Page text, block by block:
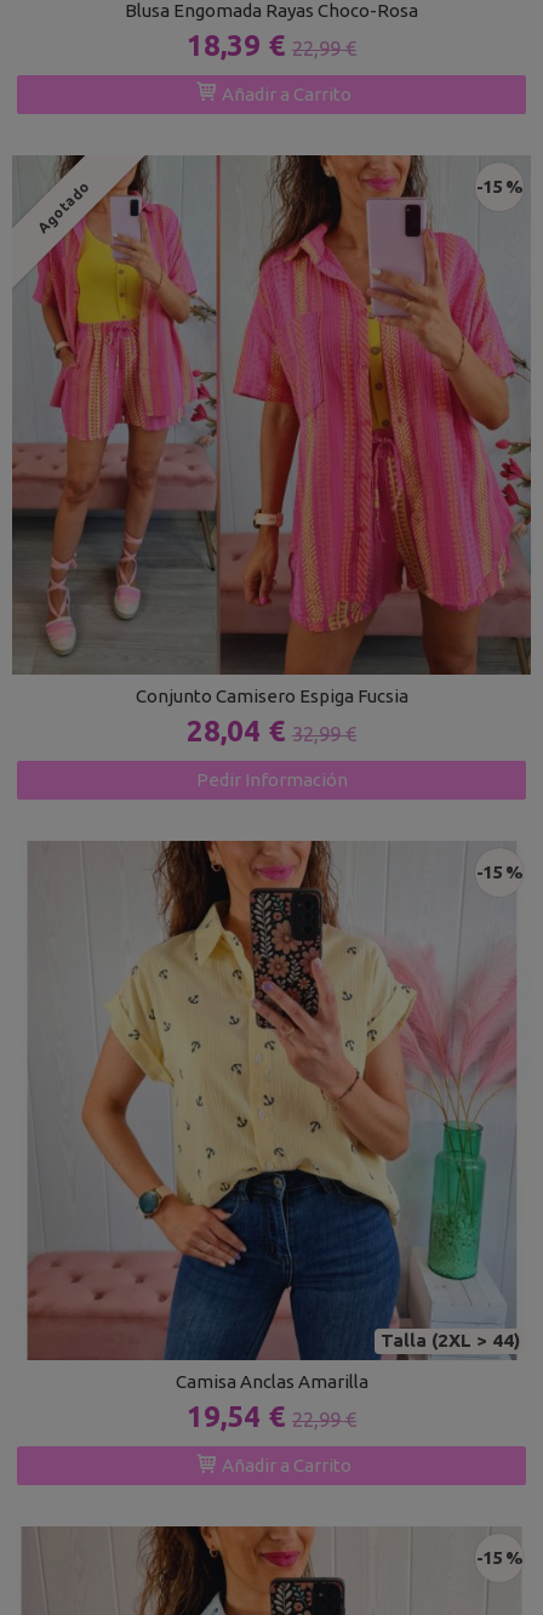
Blusa Engomada Rayas Choco-Rosa
18,39 € 22,99 €
Añadir a Carrito
Agotado -15 %
Conjunto Camisero Espiga Fucsia
28,04 € 32,99 €
Pedir Información
Talla (2XL > 44)
-15 %
Camisa Anclas Amarilla
19,54 € 22,99 €
Añadir a Carrito
-15 %